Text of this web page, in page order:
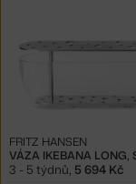
FRITZ HANSEN
3 - 5 týdnů, 5 694 Kč